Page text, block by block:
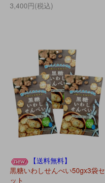
3,400円(税込)
【送料無料】
黒糖いわしせんべい50gx3袋セ
ット